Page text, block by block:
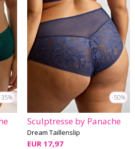
-50%
Sculptresse by Panache
Dream Taillenslip
EUR 17,97